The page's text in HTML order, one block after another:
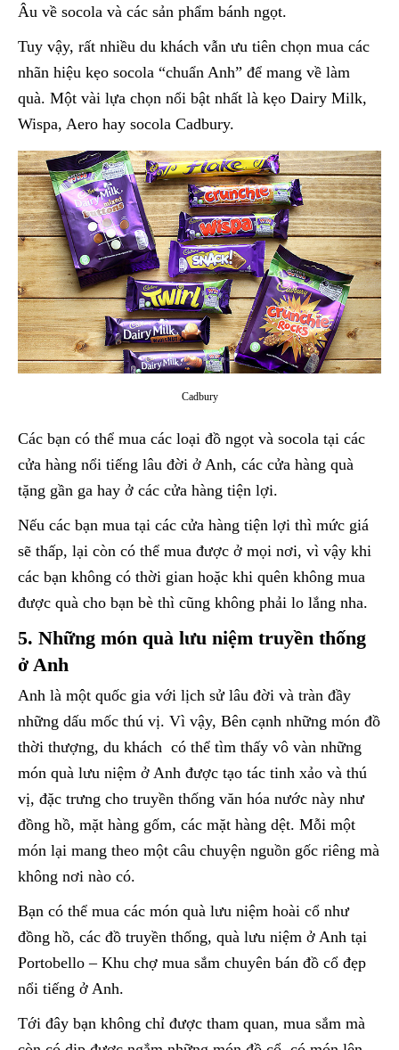
Âu về socola và các sản phẩm bánh ngọt.
Tuy vậy, rất nhiều du khách vẫn ưu tiên chọn mua các
nhãn hiệu kẹo socola “chuẩn Anh” để mang về làm
quà. Một vài lựa chọn nổi bật nhất là kẹo Dairy Milk,
Wispa, Aero hay socola Cadbury.
Cadbury
Các bạn có thể mua các loại đồ ngọt và socola tại các
cửa hàng nổi tiếng lâu đời ở Anh, các cửa hàng quà
tặng gần ga hay ở các cửa hàng tiện lợi.
Nếu các bạn mua tại các cửa hàng tiện lợi thì mức giá
sẽ thấp, lại còn có thể mua được ở mọi nơi, vì vậy khi
các bạn không có thời gian hoặc khi quên không mua
được quà cho bạn bè thì cũng không phải lo lắng nha.
5. Những món quà lưu niệm truyền thống
ở Anh
Anh là một quốc gia với lịch sử lâu đời và tràn đầy
những dấu mốc thú vị. Vì vậy, Bên cạnh những món đồ
thời thượng, du khách có thể tìm thấy vô vàn những
món quà lưu niệm ở Anh được tạo tác tinh xảo và thú
vị, đặc trưng cho truyền thống văn hóa nước này như
đồng hồ, mặt hàng gốm, các mặt hàng dệt. Mỗi một
món lại mang theo một câu chuyện nguồn gốc riêng mà
không nơi nào có.
Bạn có thể mua các món quà lưu niệm hoài cổ như
đồng hồ, các đồ truyền thống, quà lưu niệm ở Anh tại
Portobello – Khu chợ mua sắm chuyên bán đồ cổ đẹp
nổi tiếng ở Anh.
Tới đây bạn không chỉ được tham quan, mua sắm mà